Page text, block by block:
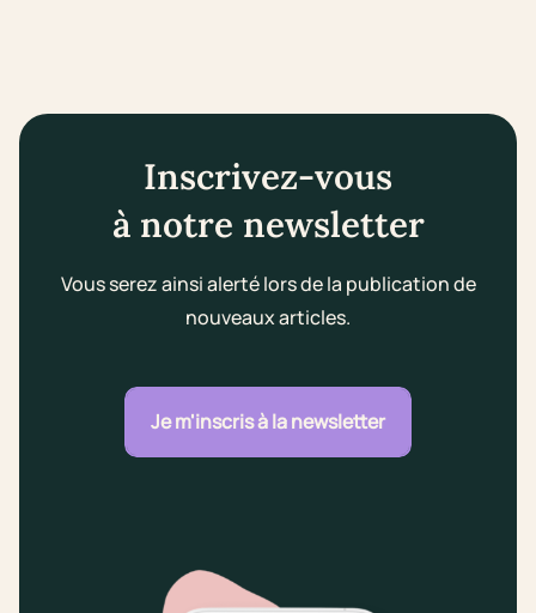
Inscrivez-vous
à notre newsletter
Vous serez ainsi alerté lors de la publication de
nouveaux articles.
Je m'inscris à la newsletter